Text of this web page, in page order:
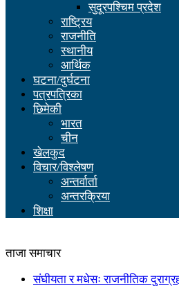
सुदूरपश्चिम प्रदेश
राष्ट्रिय
राजनीति
स्थानीय
आर्थिक
घटना/दुर्घटना
पत्रपत्रिका
छिमेकी
भारत
चीन
खेलकुद
विचार/विश्लेषण
अन्तर्वार्ता
अन्तरक्रिया
शिक्षा
ताजा समाचार
संघीयता र मधेसः राजनीतिक